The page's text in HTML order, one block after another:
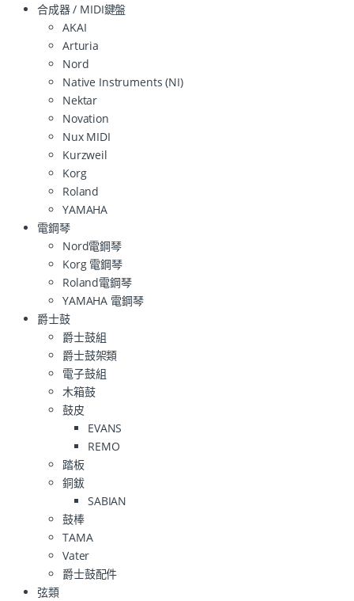
合成器 / MIDI鍵盤
AKAI
Arturia
Nord
Native Instruments (NI)
Nektar
Novation
Nux MIDI
Kurzweil
Korg
Roland
YAMAHA
電鋼琴
Nord電鋼琴
Korg 電鋼琴
Roland電鋼琴
YAMAHA 電鋼琴
爵士鼓
爵士鼓組
爵士鼓架類
電子鼓組
木箱鼓
鼓皮
EVANS
REMO
踏板
銅鈸
SABIAN
鼓棒
TAMA
Vater
爵士鼓配件
弦類